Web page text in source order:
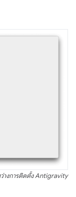
างการติดตั้ง Antigravity